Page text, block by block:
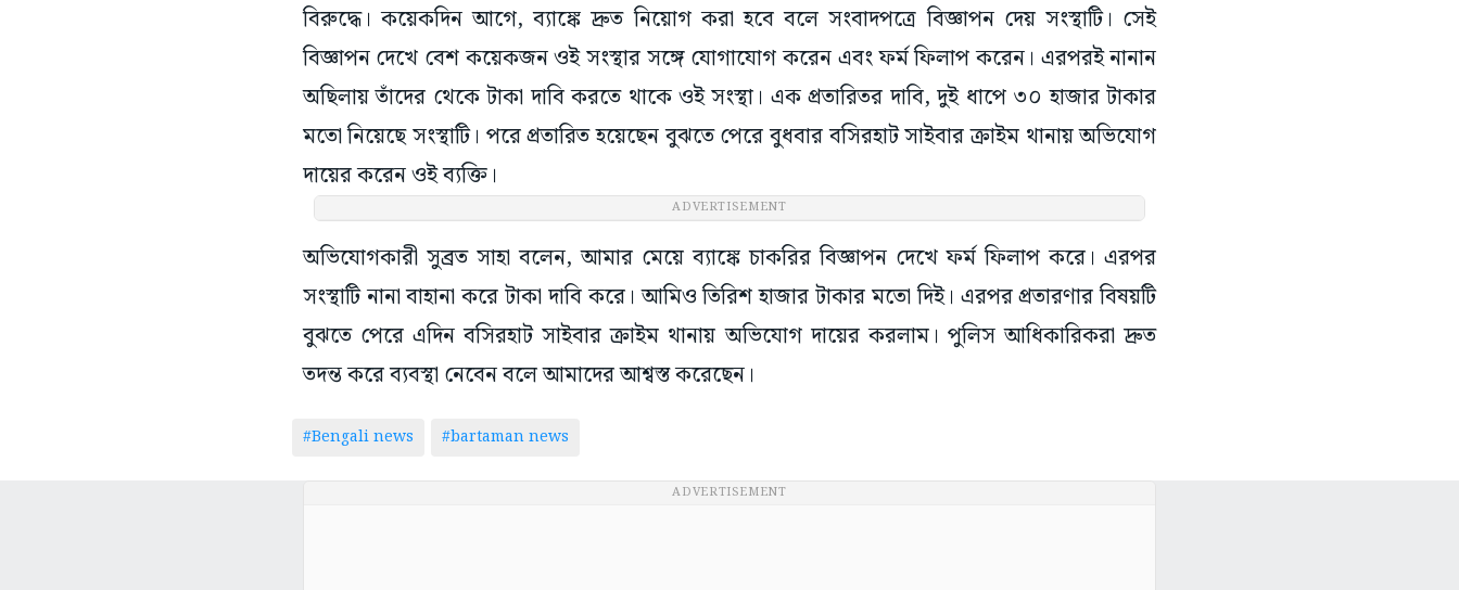
বিরুদ্ধে। কয়েকদিন আগে, ব্যাঙ্কে দ্রুত নিয়োগ করা হবে বলে সংবাদপত্রে বিজ্ঞাপন দেয় সংস্থাটি। সেই
বিজ্ঞাপন দেখে বেশ কয়েকজন ওই সংস্থার সঙ্গে যোগাযোগ করেন এবং ফর্ম ফিলাপ করেন। এরপরই নানান
অছিলায় তাঁদের থেকে টাকা দাবি করতে থাকে ওই সংস্থা। এক প্রতারিতর দাবি, দুই ধাপে ৩০ হাজার টাকার
মতো নিয়েছে সংস্থাটি। পরে প্রতারিত হয়েছেন বুঝতে পেরে বুধবার বসিরহাট সাইবার ক্রাইম থানায় অভিযোগ
দায়ের করেন ওই ব্যক্তি।
ADVERTISEMENT
অভিযোগকারী সুব্রত সাহা বলেন, আমার মেয়ে ব্যাঙ্কে চাকরির বিজ্ঞাপন দেখে ফর্ম ফিলাপ করে। এরপর
সংস্থাটি নানা বাহানা করে টাকা দাবি করে। আমিও তিরিশ হাজার টাকার মতো দিই। এরপর প্রতারণার বিষয়টি
বুঝতে পেরে এদিন বসিরহাট সাইবার ক্রাইম থানায় অভিযোগ দায়ের করলাম। পুলিস আধিকারিকরা দ্রুত
তদন্ত করে ব্যবস্থা নেবেন বলে আমাদের আশ্বস্ত করেছেন।
#Bengali news #bartaman news
ADVERTISEMENT